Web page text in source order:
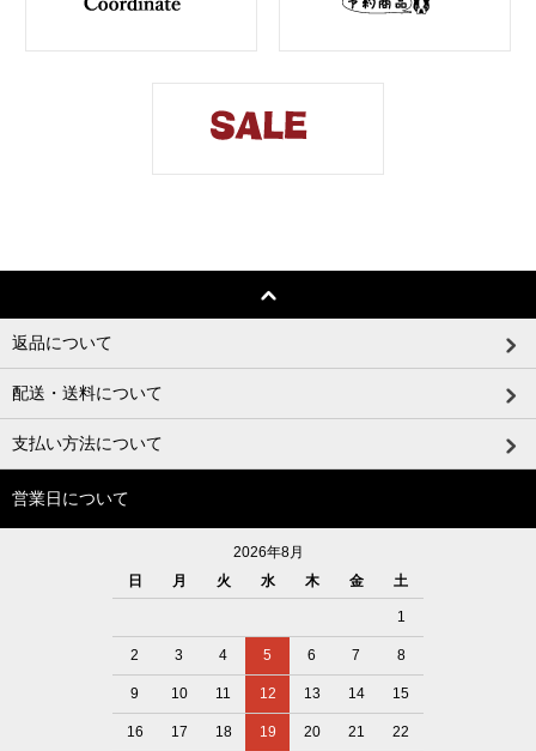
返品について
配送・送料について
支払い方法について
営業日について
2026年8月
日
月 火 水 木 金 土
1
2 3 4 5 6 7 8
9 10 11 12 13 14 15
16 17 18 19 20 21 22